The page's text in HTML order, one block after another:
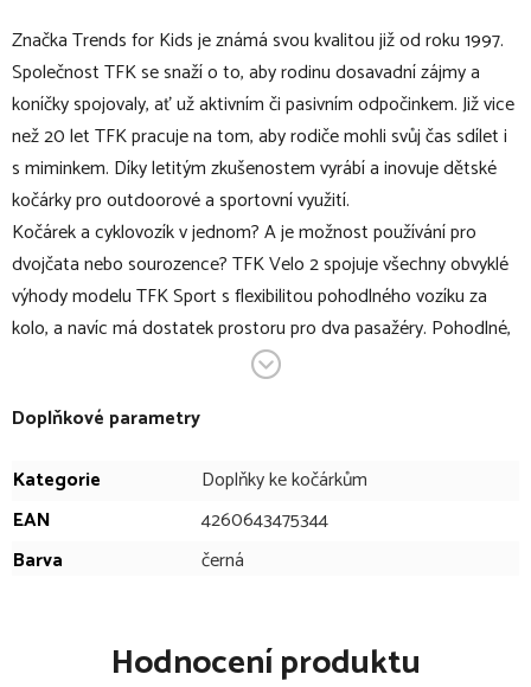
Značka Trends for Kids je známá svou kvalitou již od roku 1997.
Společnost TFK se snaží o to, aby rodinu dosavadní zájmy a
koníčky spojovaly, ať už aktivním či pasivním odpočinkem. Již vice
než 20 let TFK pracuje na tom, aby rodiče mohli svůj čas sdílet i
s miminkem. Díky letitým zkušenostem vyrábí a inovuje dětské
kočárky pro outdoorové a sportovní využití.
Kočárek a cyklovozík v jednom? A je možnost používání pro
dvojčata nebo sourozence? TFK Velo 2 spojuje všechny obvyklé
výhody modelu TFK Sport s flexibilitou pohodlného vozíku za
kolo, a navíc má dostatek prostoru pro dva pasažéry. Pohodlné,
přídavné sedátko pro jedno dítě na kočárek - cyklovozík TFK
Integrovaná opěrka hlavy mu umožňuje pohodlně sedět i během
nebo na boční straně.
V bodech:
vyztužená boční ochrana
Doplňkové parametry
Kategorie
Doplňky ke kočárkům
EAN
4260643475344
Barva
černá
Hodnocení produktu